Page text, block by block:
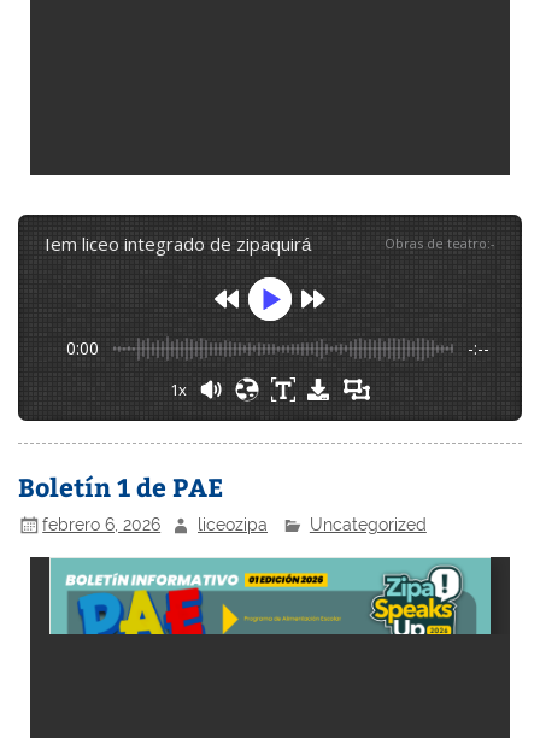
iem liceo integrado de zipaquirá Obras de teatro:-
0:00 -:--
1x
Boletín 1 de PAE
febrero 6, 2026 liceozipa Uncategorized